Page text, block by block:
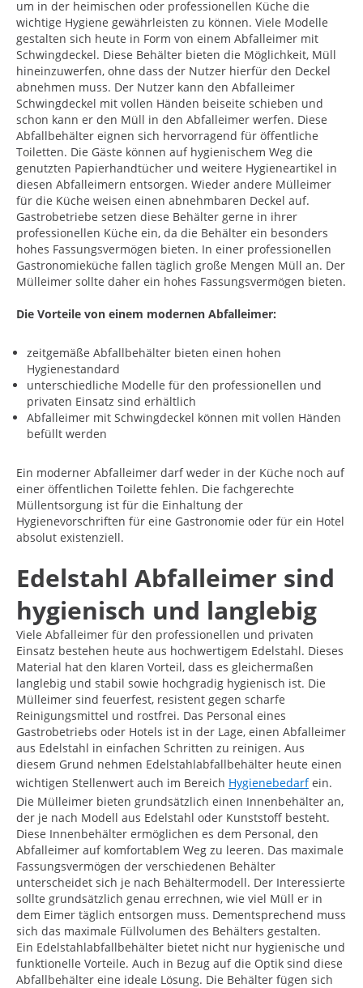
um in der heimischen oder professionellen Küche die
wichtige Hygiene gewährleisten zu können. Viele Modelle
gestalten sich heute in Form von einem Abfalleimer mit
Schwingdeckel. Diese Behälter bieten die Möglichkeit, Müll
hineinzuwerfen, ohne dass der Nutzer hierfür den Deckel
abnehmen muss. Der Nutzer kann den Abfalleimer
Schwingdeckel mit vollen Händen beiseite schieben und
schon kann er den Müll in den Abfalleimer werfen. Diese
Abfallbehälter eignen sich hervorragend für öffentliche
Toiletten. Die Gäste können auf hygienischem Weg die
genutzten Papierhandtücher und weitere Hygieneartikel in
diesen Abfalleimern entsorgen. Wieder andere Mülleimer
für die Küche weisen einen abnehmbaren Deckel auf.
Gastrobetriebe setzen diese Behälter gerne in ihrer
professionellen Küche ein, da die Behälter ein besonders
hohes Fassungsvermögen bieten. In einer professionellen
Gastronomieküche fallen täglich große Mengen Müll an. Der
Mülleimer sollte daher ein hohes Fassungsvermögen bieten.
Die Vorteile von einem modernen Abfalleimer:
zeitgemäße Abfallbehälter bieten einen hohen
Hygienestandard
unterschiedliche Modelle für den professionellen und
privaten Einsatz sind erhältlich
Abfalleimer mit Schwingdeckel können mit vollen Händen
befüllt werden
Ein moderner Abfalleimer darf weder in der Küche noch auf
einer öffentlichen Toilette fehlen. Die fachgerechte
Müllentsorgung ist für die Einhaltung der
Hygienevorschriften für eine Gastronomie oder für ein Hotel
absolut existenziell.
Edelstahl Abfalleimer sind
hygienisch und langlebig
Viele Abfalleimer für den professionellen und privaten
Einsatz bestehen heute aus hochwertigem Edelstahl. Dieses
Material hat den klaren Vorteil, dass es gleichermaßen
langlebig und stabil sowie hochgradig hygienisch ist. Die
Mülleimer sind feuerfest, resistent gegen scharfe
Reinigungsmittel und rostfrei. Das Personal eines
Gastrobetriebs oder Hotels ist in der Lage, einen Abfalleimer
aus Edelstahl in einfachen Schritten zu reinigen. Aus
diesem Grund nehmen Edelstahlabfallbehälter heute einen
wichtigen Stellenwert auch im Bereich Hygienebedarfein.
Die Mülleimer bieten grundsätzlich einen Innenbehälter an,
der je nach Modell aus Edelstahl oder Kunststoff besteht.
Diese Innenbehälter ermöglichen es dem Personal, den
Abfalleimer auf komfortablem Weg zu leeren. Das maximale
Fassungsvermögen der verschiedenen Behälter
unterscheidet sich je nach Behältermodell. Der Interessierte
sollte grundsätzlich genau errechnen, wie viel Müll er in
dem Eimer täglich entsorgen muss. Dementsprechend muss
sich das maximale Füllvolumen des Behälters gestalten.
Ein Edelstahlabfallbehälter bietet nicht nur hygienische und
funktionelle Vorteile. Auch in Bezug auf die Optik sind diese
Abfallbehälter eine ideale Lösung. Die Behälter fügen sich